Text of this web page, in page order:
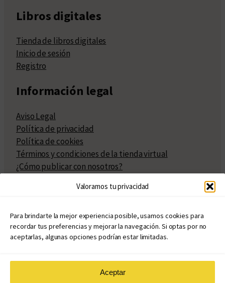
Valoramos tu privacidad
Para brindarte la mejor experiencia posible, usamos cookies para
recordar tus preferencias y mejorar la navegación. Si optas por no
aceptarlas, algunas opciones podrían estar limitadas.
Aceptar
Libros digitales
Tienda de libros digitales
Inicio de sesión
Registro
Información legal
Aviso Legal
Política de privacidad
Política de cookies
Términos y condiciones de la tienda virtual
¿Cómo publicar con nosotros?
Políticas de publicación
Políticas de coedición
Atribuciones